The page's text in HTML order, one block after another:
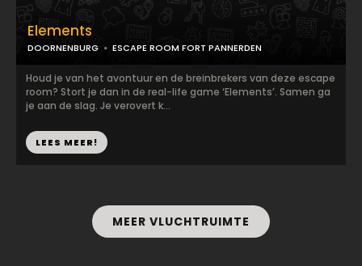
Elements
DOORNENBURG ESCAPE ROOM FORT PANNERDEN
Houd je van het avontuur en de breinbrekers van deze escape
room? Stort je dan in de real-life game ‘Elements’. Samen ga
je aan de slag. Je verovert k...
LEES MEER!
MEER VLUCHTRUIMTE